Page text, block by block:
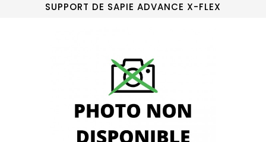
SUPPORT DE SAPIE ADVANCE X-FLEX